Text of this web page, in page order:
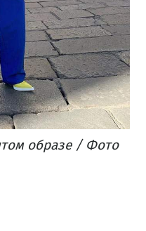
образе / Фото